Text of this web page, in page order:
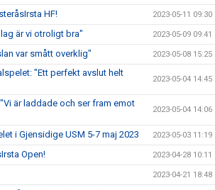
HF! 2023-05-11 09:30
är vi otroligt bra" 2023-05-09 09:41
var smått overklig" 2023-05-08 15:25
"Ett perfekt avslut helt
2023-05-04 14:45
är laddade och ser fram emot
2023-05-04 14:06
i Gjensidige USM 5-7 maj 2023 2023-05-03 11:19
Open! 2023-04-28 10:11
2023-04-21 18:48